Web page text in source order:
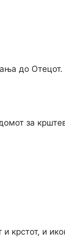
до Отецот.
за
крстот, и